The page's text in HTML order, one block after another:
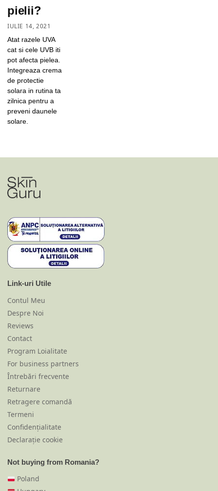
pielii?
IULIE 14, 2021
Atat razele UVA
cat si cele UVB iti
pot afecta pielea.
Integreaza crema
de protectie
solara in rutina ta
zilnica pentru a
preveni daunele
solare.
Link-uri Utile
Contul Meu
Despre Noi
Reviews
Contact
Program Loialitate
For business partners
Întrebări frecvente
Returnare
Retragere comandă
Termeni
Confidențialitate
Declarație cookie
Not buying from Romania?
Poland